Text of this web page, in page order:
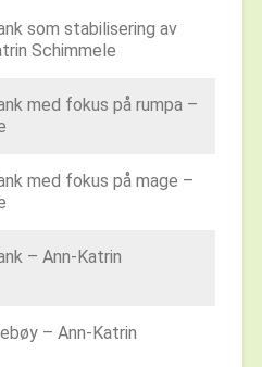
som stabilisering av
Schimmele
med fokus på rumpa –
med fokus på mage –
– Ann-Katrin
– Ann-Katrin